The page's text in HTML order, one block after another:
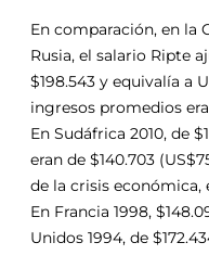
En comparación, en la
Rusia, el salario Ripte
$198.543 y equivalía a
ingresos promedios
En Sudáfrica 2010, de
eran de $140.703
de la crisis económica,
En Francia 1998,
Unidos 1994, de